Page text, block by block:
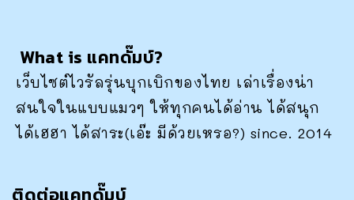
What is แคทดั๊มบ์?
เว็บไซต์ไวรัลรุ่นบุกเบิกของไทย เล่าเรื่องน่า
สนใจในแบบแมวๆ ให้ทุกคนได้อ่าน ได้สนุก
ได้เฮฮา ได้สาระ(เอ๊ะ มีด้วยเหรอ?) since. 2014